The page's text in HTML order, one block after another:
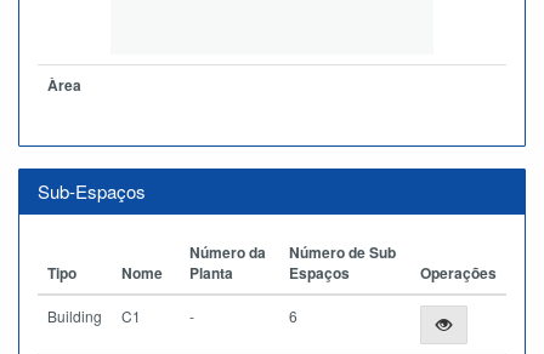
Àrea
Sub-Espaços
Tipo Nome
Número da
Planta
Número de Sub
Espaços
Operações
Building C1 - 6